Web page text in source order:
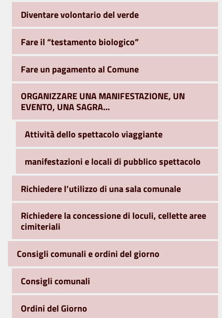
Diventare volontario del verde
Fare il “testamento biologico”
Fare un pagamento al Comune
ORGANIZZARE UNA MANIFESTAZIONE, UN
EVENTO, UNA SAGRA…
Attività dello spettacolo viaggiante
manifestazioni e locali di pubblico spettacolo
Richiedere l’utilizzo di una sala comunale
Richiedere la concessione di loculi, cellette aree
cimiteriali
Consigli comunali e ordini del giorno
Consigli comunali
Ordini del Giorno